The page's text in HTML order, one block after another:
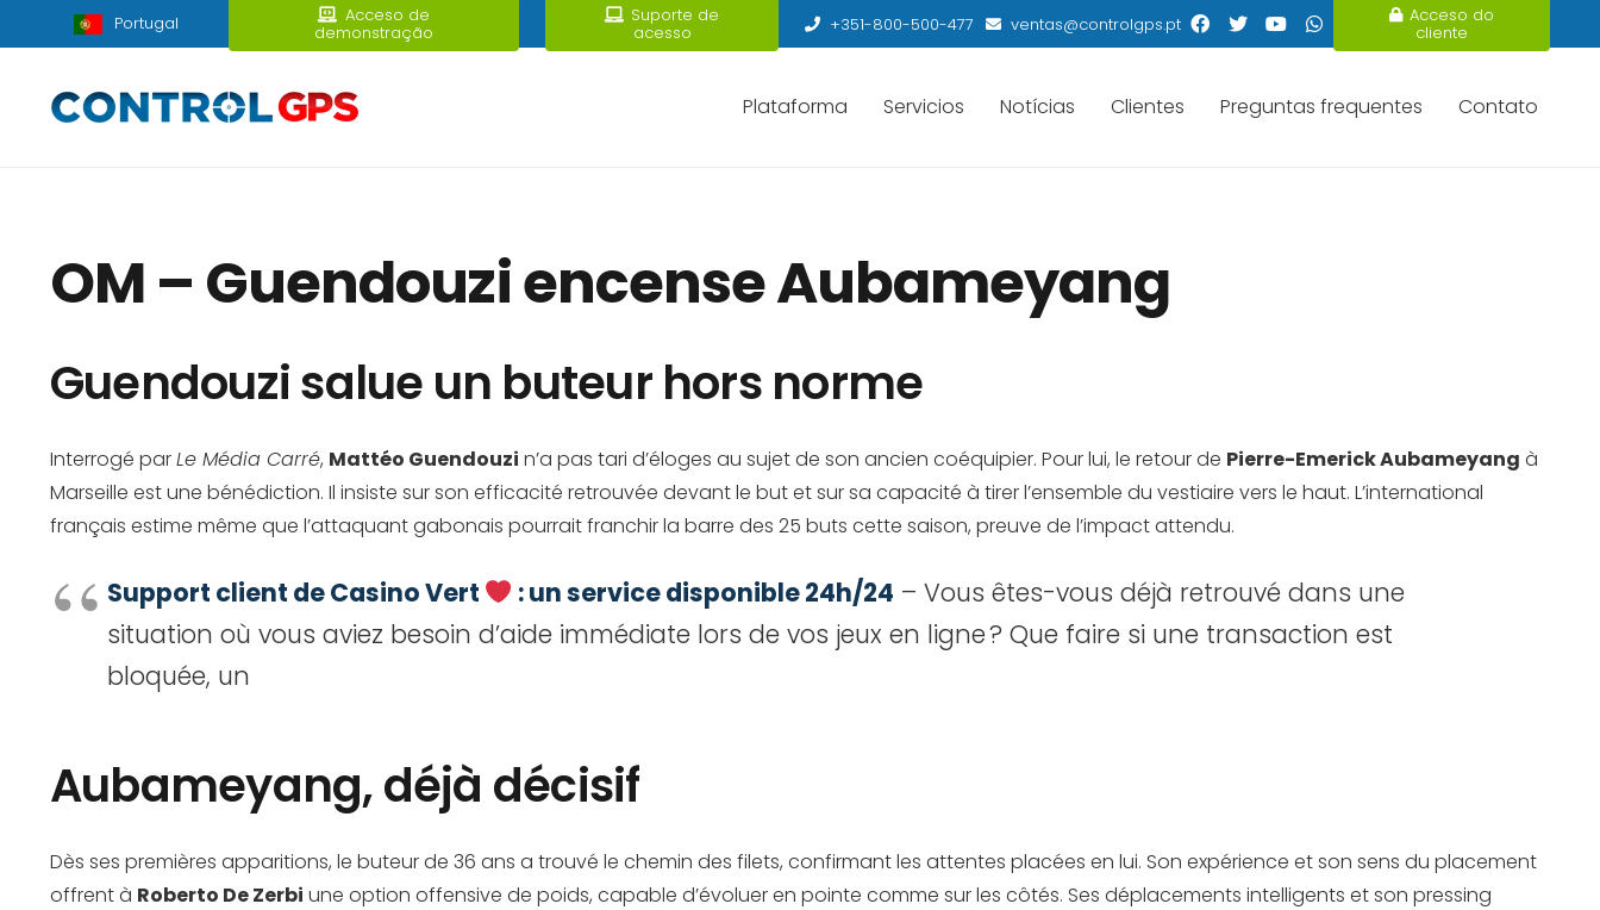
Portugal Acceso de
demonstração
Suporte de
acesso +351-800-500-477 ventas@controlgps.pt Acceso do
cliente
Plataforma Servicios Notícias Clientes Preguntas frequentes Contato
OM – Guendouzi encense Aubameyang
Guendouzi salue un buteur hors norme
Interrogé parLe Média Carré, Mattéo Guendouzi n’a pas tari d’éloges au sujet de son ancien coéquipier. Pour lui, le retour de Pierre-Emerick Aubameyang à
Marseille est une bénédiction. Il insiste sur son efficacité retrouvée devant le but et sur sa capacité à tirer l’ensemble du vestiaire vers le haut. L’international
français estime même que l’attaquant gabonais pourrait franchir la barre des 25 buts cette saison, preuve de l’impact attendu.
Support client de Casino Vert : un service disponible 24h/24 – Vous êtes-vous déjà retrouvé dans une
situation où vous aviez besoin d’aide immédiate lors de vos jeux en ligne ? Que faire si une transaction est
bloquée, un
Aubameyang, déjà décisif
Dès ses premières apparitions, le buteur de 36 ans a trouvé le chemin des filets, confirmant les attentes placées en lui. Son expérience et son sens du placement
offrent à Roberto De Zerbi une option offensive de poids, capable d’évoluer en pointe comme sur les côtés. Ses déplacements intelligents et son pressing